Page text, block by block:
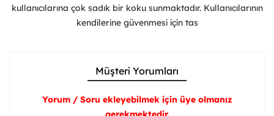
kullanıcılarına çok sadık bir koku sunmaktadır. Kullanıcılarının
kendilerine güvenmesi için tas
Müşteri Yorumları
Yorum / Soru ekleyebilmek için üye olmanız